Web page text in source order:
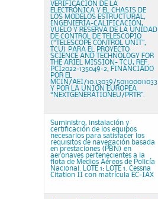
VERIFICACIÓN DE LA
ELECTRÓNICA Y EL CHASIS DE
LOS MODELOS ESTRUCTURAL,
INGENIERÍA-CALIFICACIÓN,
VUELO Y RESERVA DE LA UNIDAD
DE CONTROL DE TELESCOPIO
(“TELESCOPE CONTROL UNIT”,
TCU) PARA EL PROYECTO
SCIENCE AND TECHNOLOGY FOR
THE ARIEL MISSION- TCU, REF.
PCI2022-135049-2, FINANCIADO
POR EL
MCIN/AEI/10.13039/501100011033
Y POR LA UNIÓN EUROPEA
“NEXTGENERATIONEU/PRTR”.
Suministro, instalación y
certificación de los equipos
necesarios para satisfacer los
requisitos de navegación basada
en prestaciones (PBN) en
aeronaves pertenecientes a la
flota de Medios Aéreos de Policía
Nacional. LOTE 1: LOTE 1. Cessna
Citation II con matrícula EC-IAX